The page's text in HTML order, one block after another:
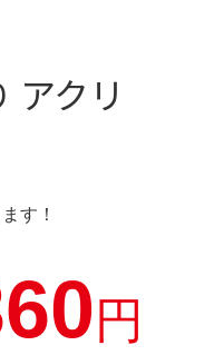
アクリ
す！
円